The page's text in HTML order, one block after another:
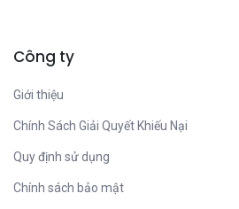
Công ty
Giới thiệu
Chính Sách Giải Quyết Khiếu Nại
Quy định sử dụng
Chính sách bảo mật